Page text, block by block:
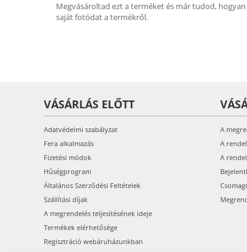
Megvásároltad ezt a terméket és már tudod,
saját fotódat a termékről.
VÁSÁRLÁS ELŐTT
Adatvédelmi szabályzat
Fera alkalmazás
Fizetési módok
Hűségprogram
Általános Szerződési Feltételek
Szállítási díjak
A megrendelés teljesítésének ideje
Termékek elérhetősége
Regisztráció webáruházunkban
A
A
A